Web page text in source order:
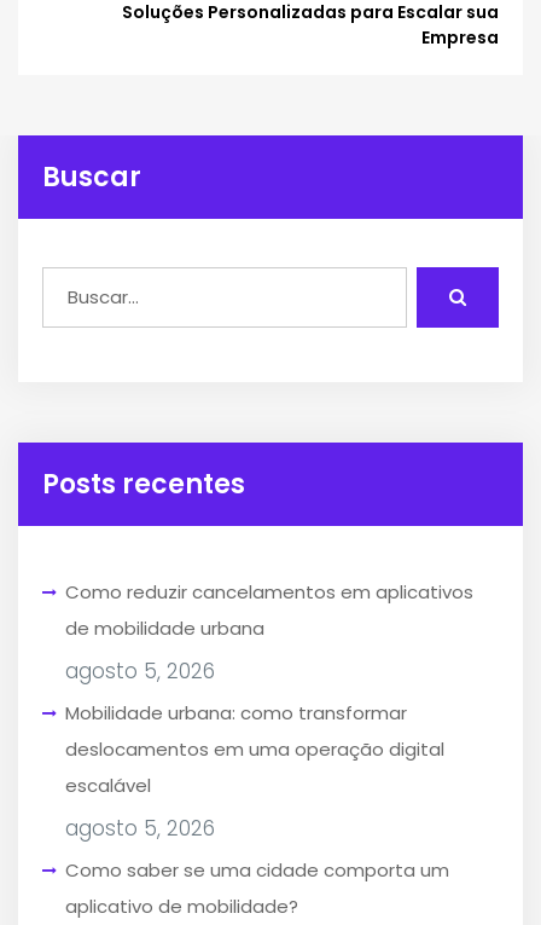
Soluções Personalizadas para Escalar sua
Empresa
Buscar
Posts recentes
Como reduzir cancelamentos em aplicativos
de mobilidade urbana
agosto 5, 2026
Mobilidade urbana: como transformar
deslocamentos em uma operação digital
escalável
agosto 5, 2026
Como saber se uma cidade comporta um
aplicativo de mobilidade?